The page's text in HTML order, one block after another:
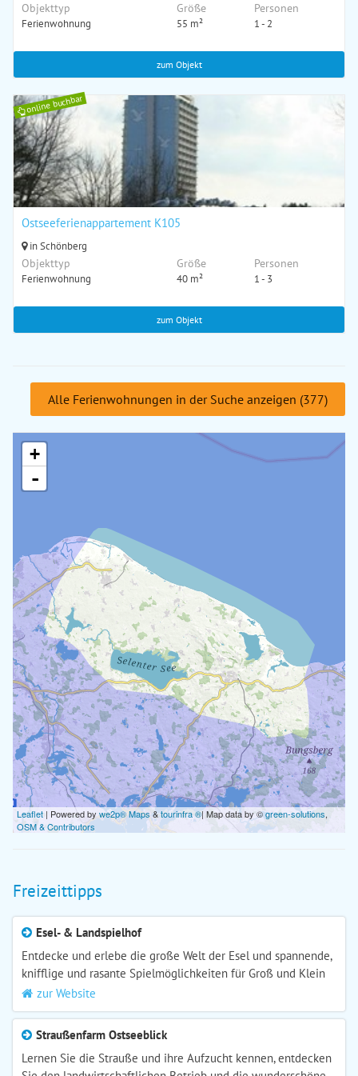
Objekttyp
Ferienwohnung
Größe
55 m²
Personen
1 - 2
zum Objekt
online buchbar
Ostseeferienappartement K105
in Schönberg
Objekttyp
Ferienwohnung
Größe
40 m²
Personen
1 - 3
zum Objekt
Alle Ferienwohnungen in der Suche anzeigen (377)
+
-
Leaflet | Powered bywe2p® Maps&tourinfra ®| Map data by ©green-solutions,
OSM & Contributors
Freizeittipps
Esel- & Landspielhof
Entdecke und erlebe die große Welt der Esel und spannende,
knifflige und rasante Spielmöglichkeiten für Groß und Klein
zur Website
Straußenfarm Ostseeblick
Lernen Sie die Strauße und ihre Aufzucht kennen, entdecken